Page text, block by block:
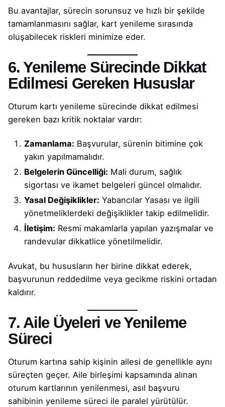
Bu avantajlar, sürecin sorunsuz ve hızlı bir şekilde
tamamlanmasını sağlar, kart yenileme sırasında
oluşabilecek riskleri minimize eder.
6. Yenileme Sürecinde Dikkat
Edilmesi Gereken Hususlar
Oturum kartı yenileme sürecinde dikkat edilmesi
gereken bazı kritik noktalar vardır:
Zamanlama: Başvurular, sürenin bitimine çok
yakın yapılmamalıdır.
Belgelerin Güncelliği: Mali durum, sağlık
sigortası ve ikamet belgeleri güncel olmalıdır.
Yasal Değişiklikler: Yabancılar Yasası ve ilgili
yönetmeliklerdeki değişiklikler takip edilmelidir.
İletişim: Resmi makamlarla yapılan yazışmalar ve
randevular dikkatlice yönetilmelidir.
Avukat, bu hususların her birine dikkat ederek,
başvurunun reddedilme veya gecikme riskini ortadan
kaldırır.
7. Aile Üyeleri ve Yenileme
Süreci
Oturum kartına sahip kişinin ailesi de genellikle aynı
süreçten geçer. Aile birleşimi kapsamında alınan
oturum kartlarının yenilenmesi, asıl başvuru
sahibinin yenileme süreci ile paralel yürütülür.